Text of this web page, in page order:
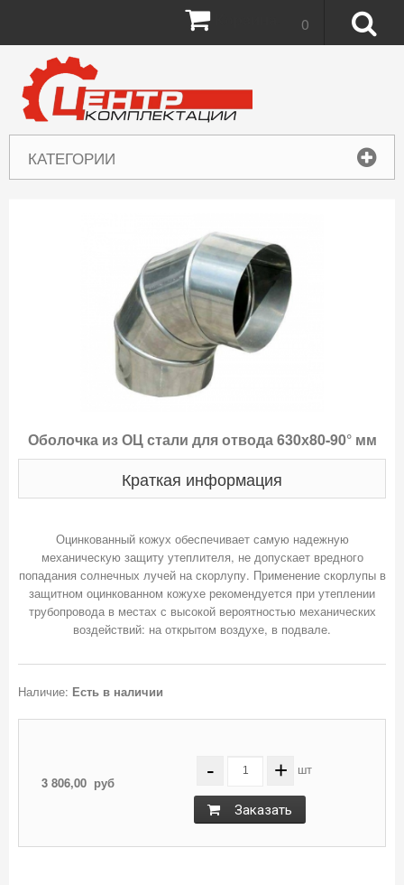
КАТЕГОРИИ
0
Оболочка из ОЦ стали для отвода 630х80-90° мм
Краткая информация
Оцинкованный кожух обеспечивает самую надежную
механическую защиту утеплителя, не допускает вредного
попадания солнечных лучей на скорлупу. Применение скорлупы в
защитном оцинкованном кожухе рекомендуется при утеплении
трубопровода в местах с высокой вероятностью механических
Наличие: Есть в наличии
3 806,00руб - + шт
Заказать